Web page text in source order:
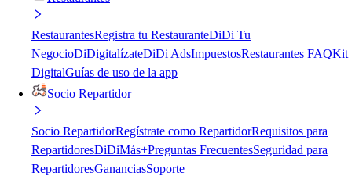
RestaurantesRegistra tu RestauranteDiDi Tu
NegocioDiDigitalízateDiDi AdsImpuestosRestaurantes FAQKit
DigitalGuías de uso de la app
Socio Repartidor
Socio RepartidorRegístrate como RepartidorRequisitos para
RepartidoresDiDiMás+Preguntas FrecuentesSeguridad para
RepartidoresGananciasSoporte